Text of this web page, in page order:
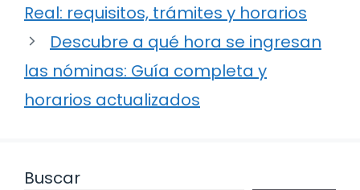
Real: requisitos, trámites y horarios
Descubre a qué hora se ingresan
las nóminas: Guía completa y
horarios actualizados
Buscar